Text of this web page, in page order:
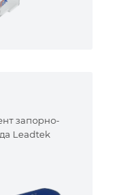
запорно-
Leadtek